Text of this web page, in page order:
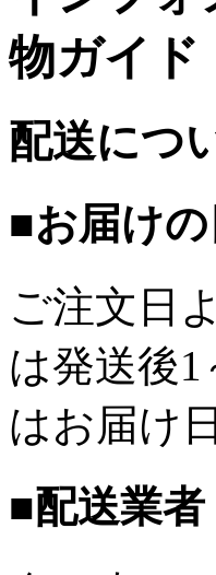
物ガイド
配送につ
■お届け
ご注文日
は発送後
はお届け
■配送業者